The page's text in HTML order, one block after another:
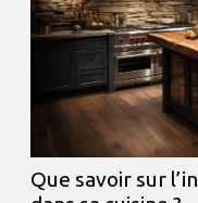
Que savoir sur